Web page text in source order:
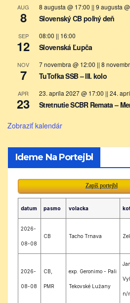
AUG
8
8 augusta @ 17:00 || 9 augusta
Slovenský CB poľný deň
SEP
12
08:00 || 16:00
Slovenská Ľupča
NOV
7
7 novembra @ 12:00 || 8
TuTofka SSB – III. kolo
APR
23
23. apríla 2027 @ 17:00 || 24.
Stretnutie SCBR Remata –
Zobraziť kalendár
Ideme Na Portejbl
Zapíš portejbl
datum pasmo volacka
2026-
08-08
CB Tacho Trnava
2026-
08-08
CB,
PMR
exp. Geronimo - Pali
Tekovské Lužany
n/